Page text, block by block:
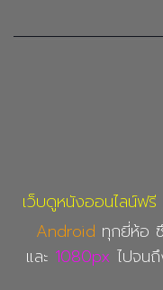
เว็บดูหนังออนไลน์ฟรี
Android ทุกยี่ห้อ
และ 1080px ไปจน